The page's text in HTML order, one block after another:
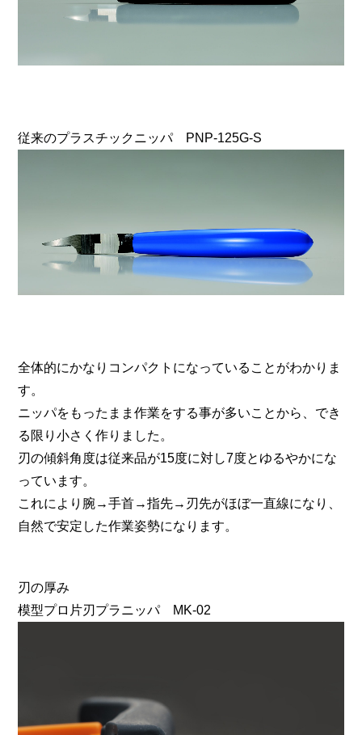
従来のプラスチックニッパ PNP-125G-S
全体的にかなりコンパクトになっていることがわかりま
す。
ニッパをもったまま作業をする事が多いことから、でき
る限り小さく作りました。
刃の傾斜角度は従来品が15度に対し7度とゆるやかにな
っています。
これにより腕→手首→指先→刃先がほぼ一直線になり、
自然で安定した作業姿勢になります。
刃の厚み
模型プロ片刃プラニッパ MK-02